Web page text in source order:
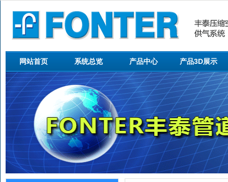
网站首页 系统总览 产品中心 产品3D展示